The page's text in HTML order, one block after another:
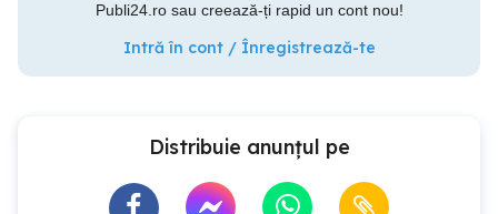
Publi24.ro sau creează-ți rapid un cont nou!
Intră în cont / Înregistrează-te
Distribuie anunțul pe